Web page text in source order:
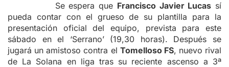
Se espera que Francisco Javier Lucas sí
pueda contar con el grueso de su plantilla para la
presentación oficial del equipo, prevista para este
sábado en el ‘Serrano’ (19,30 horas). Después se
jugará un amistoso contra el Tomelloso FS, nuevo rival
de La Solana en liga tras su reciente ascenso a 3ª